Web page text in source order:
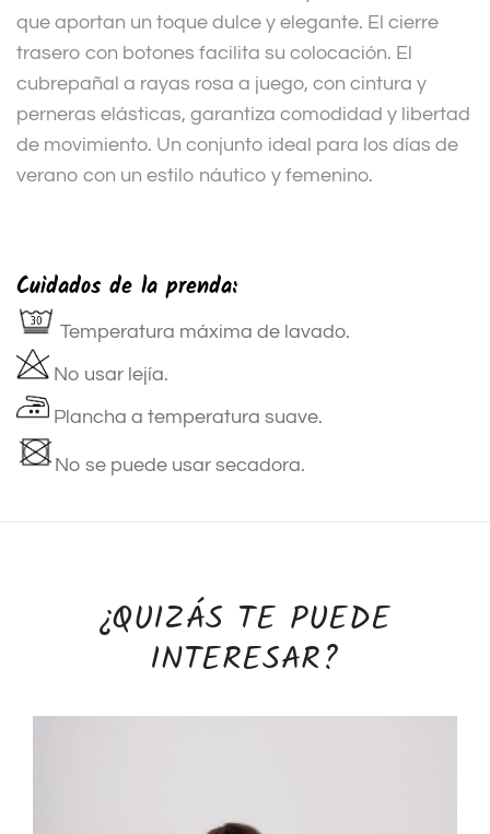
que aportan un toque dulce y elegante. El cierre
trasero con botones facilita su colocación. El
cubrepañal a rayas rosa a juego, con cintura y
perneras elásticas, garantiza comodidad y libertad
de movimiento. Un conjunto ideal para los días de
verano con un estilo náutico y femenino.
Cuidados de la prenda:
Temperatura máxima de lavado.
No usar lejía.
Plancha a temperatura suave.
No se puede usar secadora.
¿QUIZÁS TE PUEDE
INTERESAR?